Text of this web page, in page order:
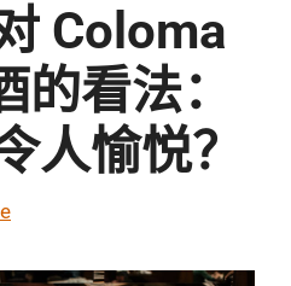
Coloma
的看法：
人愉悦？